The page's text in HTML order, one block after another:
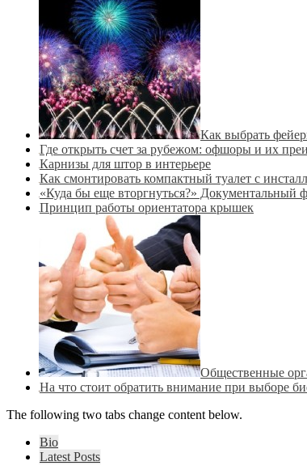
Как выбрать
Где открыть счет за рубежом: офшоры и их
Карнизы для штор в интерьере
Как смонтировать компактный туалет с
«Куда бы еще вторгнуться?»
Принцип работы ориентатора крышек
Общественные
На что стоит обратить внимание при выборе
The following two tabs change content below.
Bio
Latest Posts